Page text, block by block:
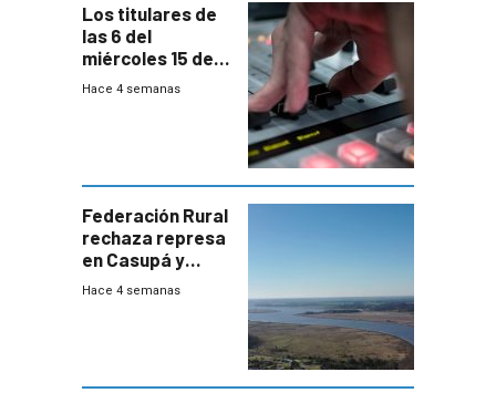
Los titulares de
las 6 del
miércoles 15 de
julio de 2026
Hace 4 semanas
Federación Rural
rechaza represa
en Casupá y
firma demanda
Hace 4 semanas